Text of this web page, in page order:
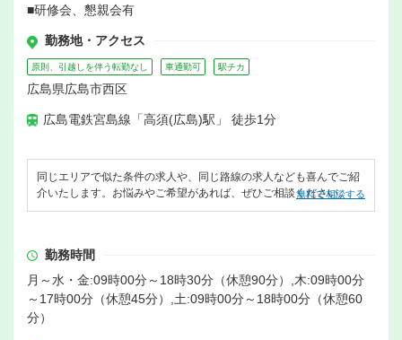
■研修会、懇親会有
勤務地・アクセス
原則、引越しを伴う転勤なし 車通勤可 駅チカ
広島県広島市西区
広島電鉄宮島線「高須(広島)駅」 徒歩1分
同じエリアで似た条件の求人や、同じ路線の求人なども喜んでご紹
介いたします。お悩みやご希望があれば、ぜひご相談ください。
無料で相談する
勤務時間
月～水・金:09時00分～18時30分（休憩90分）,木:09時00分
～17時00分（休憩45分）,土:09時00分～18時00分（休憩60
分）